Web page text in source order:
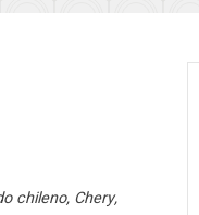
chileno, Chery,